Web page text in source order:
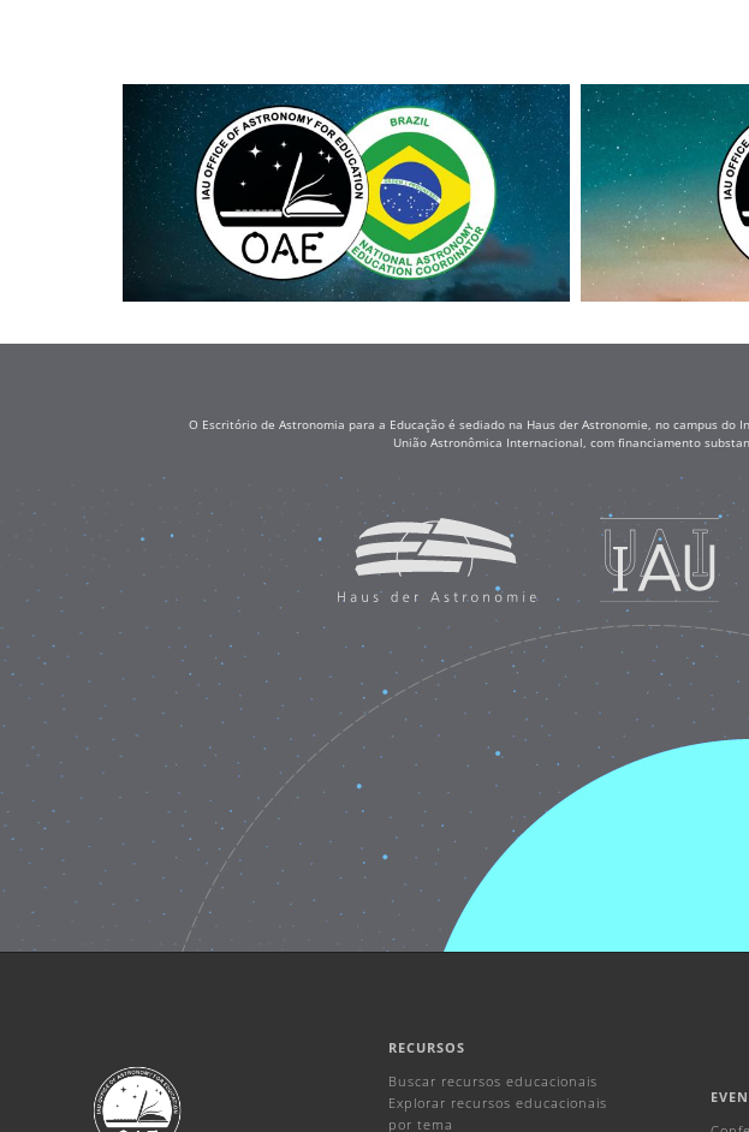
O Escritório de Astronomia para a Educação é sediado na Haus der Astronomie, no campus
União Astronômica Internacional, com financiamento
RECURSOS
Buscar recursos educacionais
Explorar recursos educacionais
por tema